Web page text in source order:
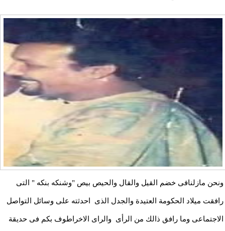
ونحن مازلنافى خضم القيل والقال والحيص بيص "وشنكه بنكه " التى
رافقت ميلاد الحكومة العتيدة والجدل الذى احدثته على وسائل التواصل
الاجتماعى وما رافق ذالك من الرأى والراى الاخراطوف بكم فى حديقة